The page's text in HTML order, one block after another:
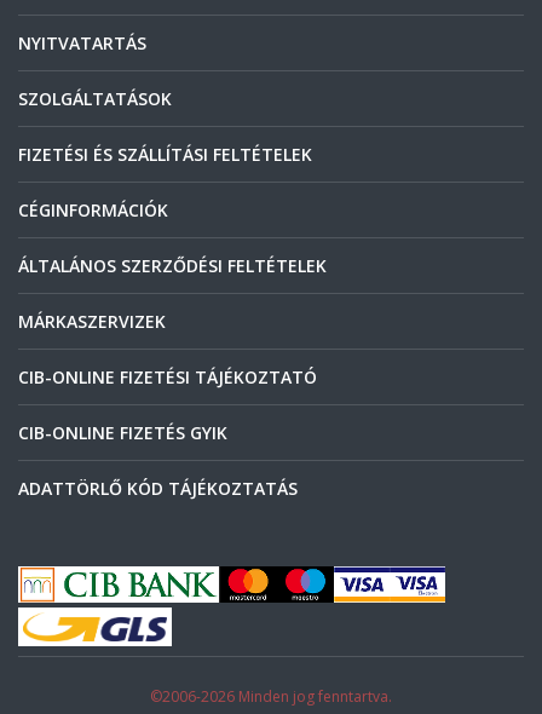
NYITVATARTÁS
SZOLGÁLTATÁSOK
FIZETÉSI ÉS SZÁLLÍTÁSI FELTÉTELEK
CÉGINFORMÁCIÓK
ÁLTALÁNOS SZERZŐDÉSI FELTÉTELEK
MÁRKASZERVIZEK
CIB-ONLINE FIZETÉSI TÁJÉKOZTATÓ
CIB-ONLINE FIZETÉS GYIK
ADATTÖRLŐ KÓD TÁJÉKOZTATÁS
©2006-2026 Minden jog fenntartva.